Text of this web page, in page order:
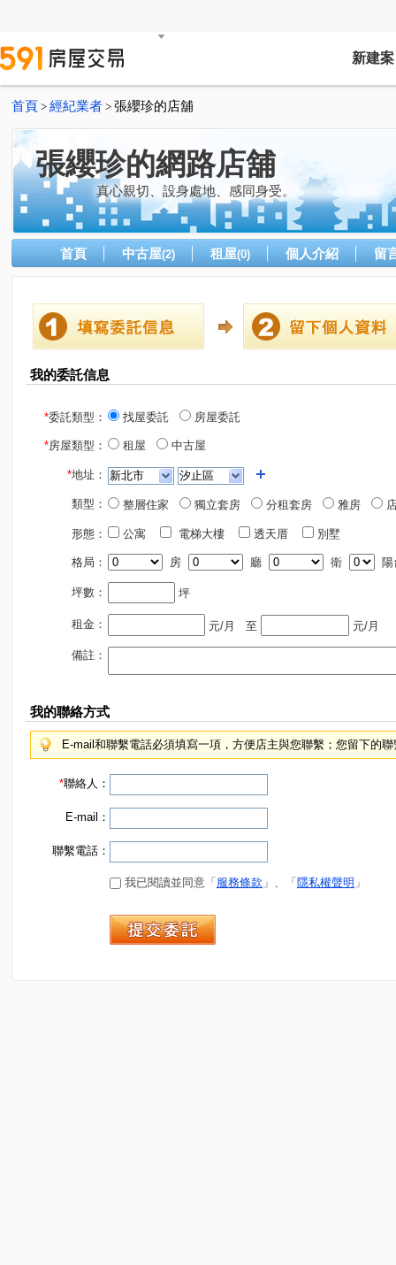
新建案
首頁 > 經紀業者 > 張纓珍的店舖
張纓珍的網路店舖
真心親切、設身處地、感同身受。
首頁 中古屋(2) 租屋(0) 個人介紹 留
我的委託信息
*委託類型： 找屋委託 房屋委託
*房屋類型： 租屋 中古屋
*地址：
類型： 整層住家 獨立套房 分租套房 雅房
形態： 公寓 電梯大樓 透天厝 別墅
格局： 房 廳 衛 陽
坪數： 坪
租金： 元/月 至 元/月
備註：
我的聯絡方式
E-mail和聯繫電話必須填寫一項，方便店主與您聯繫；您留下的
*聯絡人：
E-mail：
聯繫電話：
我已閱讀並同意「 服務條款 」、「 隱私權聲明 」